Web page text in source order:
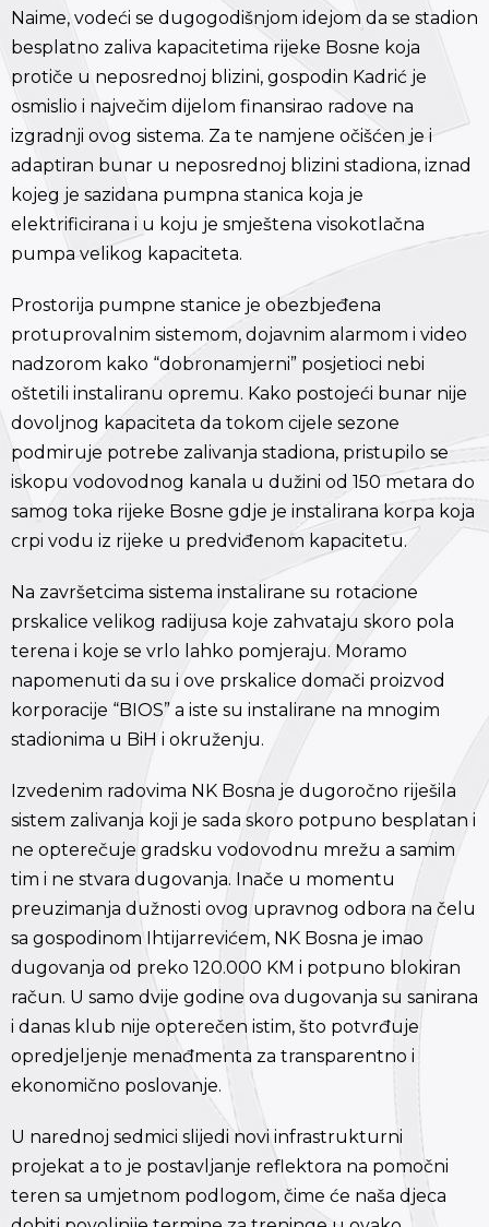
Naime, vodeći se dugogodišnjom idejom da se stadion
besplatno zaliva kapacitetima rijeke Bosne koja
protiče u neposrednoj blizini, gospodin Kadrić je
osmislio i največim dijelom finansirao radove na
izgradnji ovog sistema. Za te namjene očišćen je i
adaptiran bunar u neposrednoj blizini stadiona, iznad
kojeg je sazidana pumpna stanica koja je
elektrificirana i u koju je smještena visokotlačna
pumpa velikog kapaciteta.
Prostorija pumpne stanice je obezbjeđena
protuprovalnim sistemom, dojavnim alarmom i video
nadzorom kako “dobronamjerni” posjetioci nebi
oštetili instaliranu opremu. Kako postojeći bunar nije
dovoljnog kapaciteta da tokom cijele sezone
podmiruje potrebe zalivanja stadiona, pristupilo se
iskopu vodovodnog kanala u dužini od 150 metara do
samog toka rijeke Bosne gdje je instalirana korpa koja
crpi vodu iz rijeke u predviđenom kapacitetu.
Na završetcima sistema instalirane su rotacione
prskalice velikog radijusa koje zahvataju skoro pola
terena i koje se vrlo lahko pomjeraju. Moramo
napomenuti da su i ove prskalice domači proizvod
korporacije “BIOS” a iste su instalirane na mnogim
stadionima u BiH i okruženju.
Izvedenim radovima NK Bosna je dugoročno riješila
sistem zalivanja koji je sada skoro potpuno besplatan i
ne opterečuje gradsku vodovodnu mrežu a samim
tim i ne stvara dugovanja. Inače u momentu
preuzimanja dužnosti ovog upravnog odbora na čelu
sa gospodinom Ihtijarrevićem, NK Bosna je imao
dugovanja od preko 120.000 KM i potpuno blokiran
račun. U samo dvije godine ova dugovanja su sanirana
i danas klub nije opterečen istim, što potvrđuje
opredjeljenje menađmenta za transparentno i
ekonomično poslovanje.
U narednoj sedmici slijedi novi infrastrukturni
projekat a to je postavljanje reflektora na pomočni
teren sa umjetnom podlogom, čime će naša djeca